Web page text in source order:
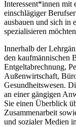
Interessent*innen mit
einschlägiger
ausbauen und sich in
spezialisieren
Innerhalb der
den kaufmännischen
Entgeltabrechnung,
Außenwirtschaft,
Gesundheitswesen.
an einer gängigen
Sie einen Überblick
Zusammenarbeit
und sozialer Medien